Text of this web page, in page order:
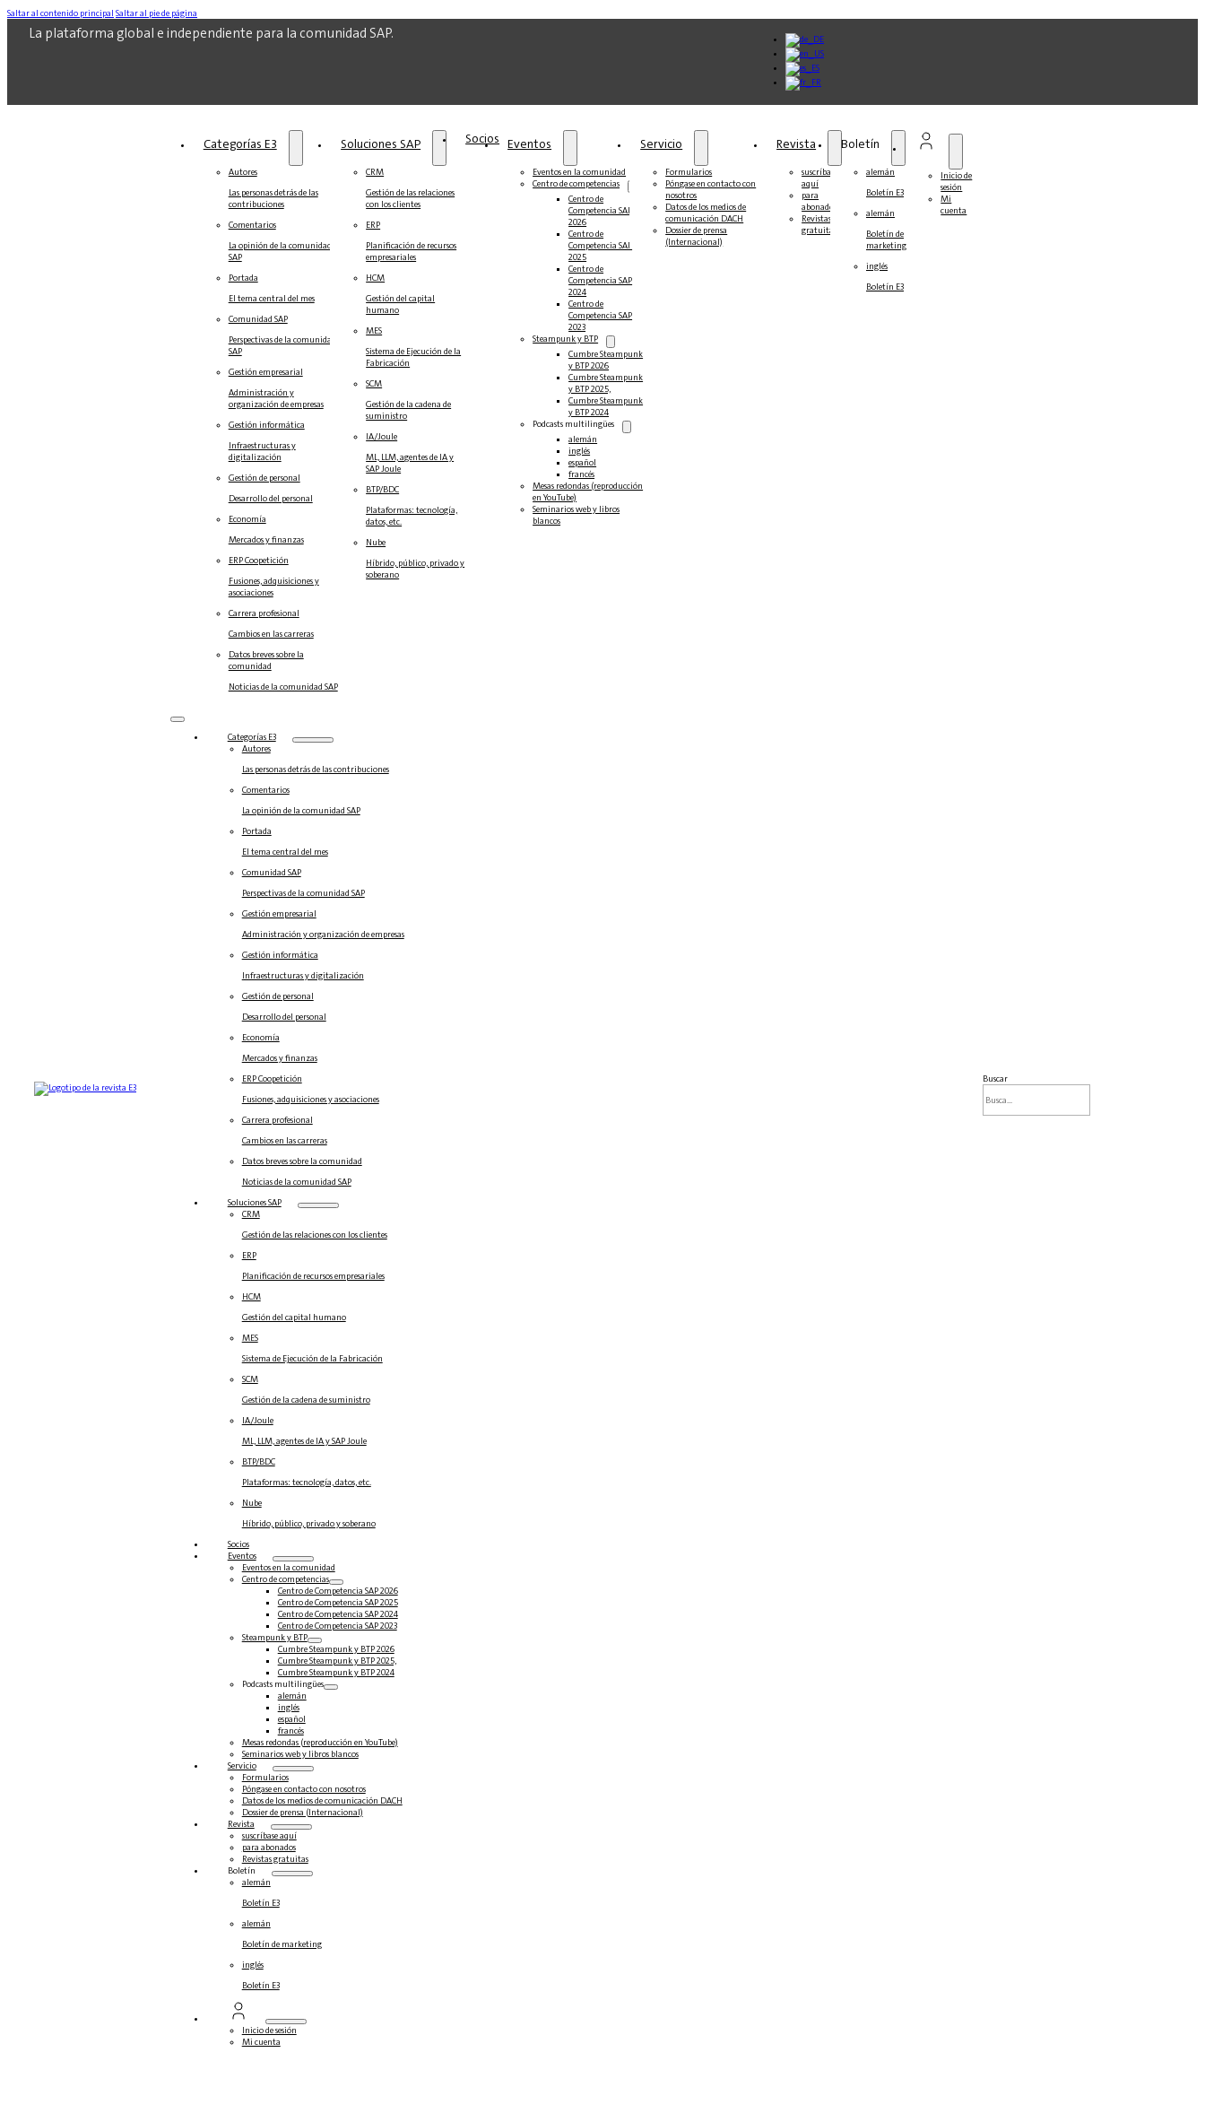
Saltar al contenido principal Saltar al pie de página
La plataforma global e independiente para la comunidad SAP.
Categorías E3
Autores
Las personas detrás de las
contribuciones
Comentarios
La opinión de la comunidad
SAP
Portada
El tema central del mes
Comunidad SAP
Perspectivas de la comunidad
SAP
Gestión empresarial
Administración y
organización de empresas
Gestión informática
Infraestructuras y
digitalización
Gestión de personal
Desarrollo del personal
Economía
Mercados y finanzas
ERP Coopetición
Fusiones, adquisiciones y
asociaciones
Carrera profesional
Cambios en las carreras
Datos breves sobre la
comunidad
Noticias de la comunidad SAP
Soluciones‎‎ SAP
CRM
Gestión de las relaciones
con los clientes
ERP
Planificación de recursos
empresariales
HCM
Gestión del capital
humano
MES
Sistema de Ejecución de la
Fabricación
SCM
Gestión de la cadena de
suministro
IA/Joule
ML, LLM, agentes de IA y
SAP Joule
BTP/BDC
Plataformas: tecnología,
datos, etc.
Nube
Híbrido, público, privado y
soberano
Socios Eventos
Eventos en la comunidad
Centro de competencias
Centro de
Competencia SAP
2026
Centro de
Competencia SAP
2025
Centro de
Competencia SAP
2024
Centro de
Competencia SAP
2023
Steampunk y BTP
Cumbre Steampunk
y BTP 2026
Cumbre Steampunk
y BTP 2025,
Cumbre Steampunk
y BTP 2024
Podcasts multilingües
alemán
inglés
español
francés
Mesas redondas (reproducción
en YouTube)
Seminarios web y libros
blancos
Servicio
Formularios
Póngase en contacto con
nosotros
Datos de los medios de
comunicación DACH
Dossier de prensa
(Internacional)
Revista
suscríbase
aquí
para
abonados
Revistas
gratuitas
Boletín
alemán
Boletín E3
alemán
Boletín de
marketing
inglés
Boletín E3
Inicio de
sesión
Mi
cuenta
Categorías E3
Autores
Las personas detrás de las contribuciones
Comentarios
La opinión de la comunidad SAP
Portada
El tema central del mes
Comunidad SAP
Perspectivas de la comunidad SAP
Gestión empresarial
Administración y organización de empresas
Gestión informática
Infraestructuras y digitalización
Gestión de personal
Desarrollo del personal
Economía
Mercados y finanzas
ERP Coopetición
Fusiones, adquisiciones y asociaciones
Carrera profesional
Cambios en las carreras
Datos breves sobre la comunidad
Noticias de la comunidad SAP
Soluciones‎‎ SAP
CRM
Gestión de las relaciones con los clientes
ERP
Planificación de recursos empresariales
HCM
Gestión del capital humano
MES
Sistema de Ejecución de la Fabricación
SCM
Gestión de la cadena de suministro
IA/Joule
ML, LLM, agentes de IA y SAP Joule
BTP/BDC
Plataformas: tecnología, datos, etc.
Nube
Híbrido, público, privado y soberano
Socios
Eventos
Eventos en la comunidad
Centro de competencias
Centro de Competencia SAP 2026
Centro de Competencia SAP 2025
Centro de Competencia SAP 2024
Centro de Competencia SAP 2023
Steampunk y BTP
Cumbre Steampunk y BTP 2026
Cumbre Steampunk y BTP 2025,
Cumbre Steampunk y BTP 2024
Podcasts multilingües
alemán
inglés
español
francés
Mesas redondas (reproducción en YouTube)
Seminarios web y libros blancos
Servicio
Formularios
Póngase en contacto con nosotros
Datos de los medios de comunicación DACH
Dossier de prensa (Internacional)
Revista
suscríbase aquí
para abonados
Revistas gratuitas
Boletín
alemán
Boletín E3
alemán
Boletín de marketing
inglés
Boletín E3
Inicio de sesión
Mi cuenta
Buscar